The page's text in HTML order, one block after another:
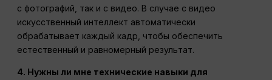
с фотографий, так и с видео. В случае с видео
искусственный интеллект автоматически
обрабатывает каждый кадр, чтобы обеспечить
естественный и равномерный результат.
4. Нужны ли мне технические навыки для